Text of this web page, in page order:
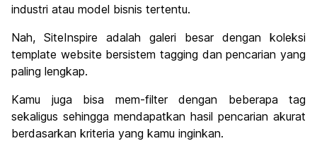
industri atau model bisnis tertentu.
Nah, SiteInspire adalah galeri besar dengan koleksi
template website bersistem tagging dan pencarian yang
paling lengkap.
Kamu juga bisa mem-filter dengan beberapa tag
sekaligus sehingga mendapatkan hasil pencarian akurat
berdasarkan kriteria yang kamu inginkan.